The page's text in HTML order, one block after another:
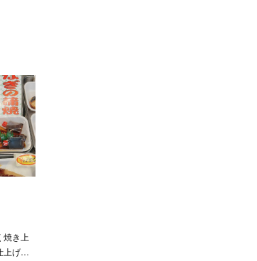
焼き上
上げ…